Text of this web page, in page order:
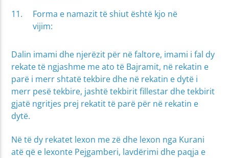
Forma e namazit të shiut është kjo në
vijim:
Dalin imami dhe njerëzit për në faltore, imami i fal dy
rekate të ngjashme me ato të Bajramit, në rekatin e
parë i merr shtatë tekbire dhe në rekatin e dytë i
merr pesë tekbire, jashtë tekbirit fillestar dhe tekbirit
gjatë ngritjes prej rekatit të parë për në rekatin e
dytë.
Në të dy rekatet lexon me zë dhe lexon nga Kurani
atë që e lexonte Pejgamberi, lavdërimi dhe paqja e